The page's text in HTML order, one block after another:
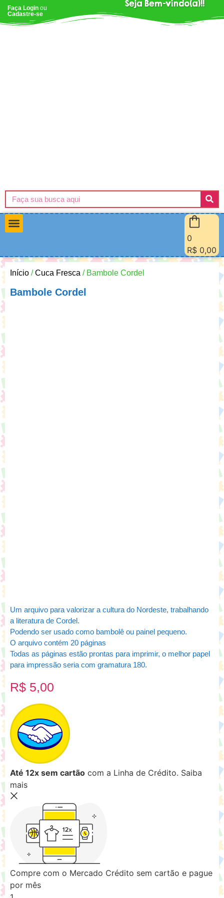
Faça Login ou
Cadastre-se
Seja Bem-vindo(a)!!
0
R$ 0,00
Início /Cuca Fresca / Bambole Cordel
Bambole Cordel
Um arquivo para valorizar a cultura do Nordeste, trabalhando
a literatura de Cordel.
Podendo ser usado como bambolê ou painel pequeno.
O arquivo contém 20 páginas
Todas as páginas estão prontas para imprimir, o melhor papel
para impressão seria com gramatura 180.
R$ 5,00
Até 12x sem cartão com a Linha de Crédito. Saiba
mais
Compre com o Mercado Crédito sem cartão e pague
por mês